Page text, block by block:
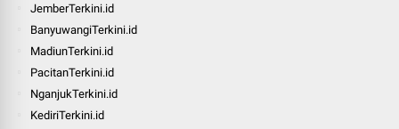
JemberTerkini.id
BanyuwangiTerkini.id
MadiunTerkini.id
PacitanTerkini.id
NganjukTerkini.id
KediriTerkini.id